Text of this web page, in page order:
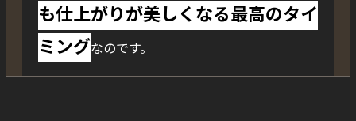
も仕上がりが美しくなる最高のタイ
ミングなのです。